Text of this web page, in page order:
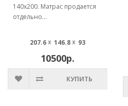
140х200. Матрас продается
отдельно...
207.6 ☓ 146.8 ☓ 93
10500р.
КУПИТЬ